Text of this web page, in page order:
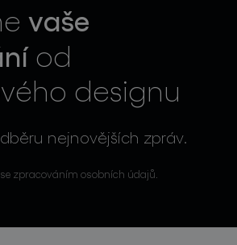
vaše
od
designu
nejnovějších zpráv.
zpracováním osobních údajů.